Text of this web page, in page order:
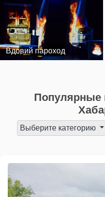
Вдовий пароход
Популярные
Выберите категорию